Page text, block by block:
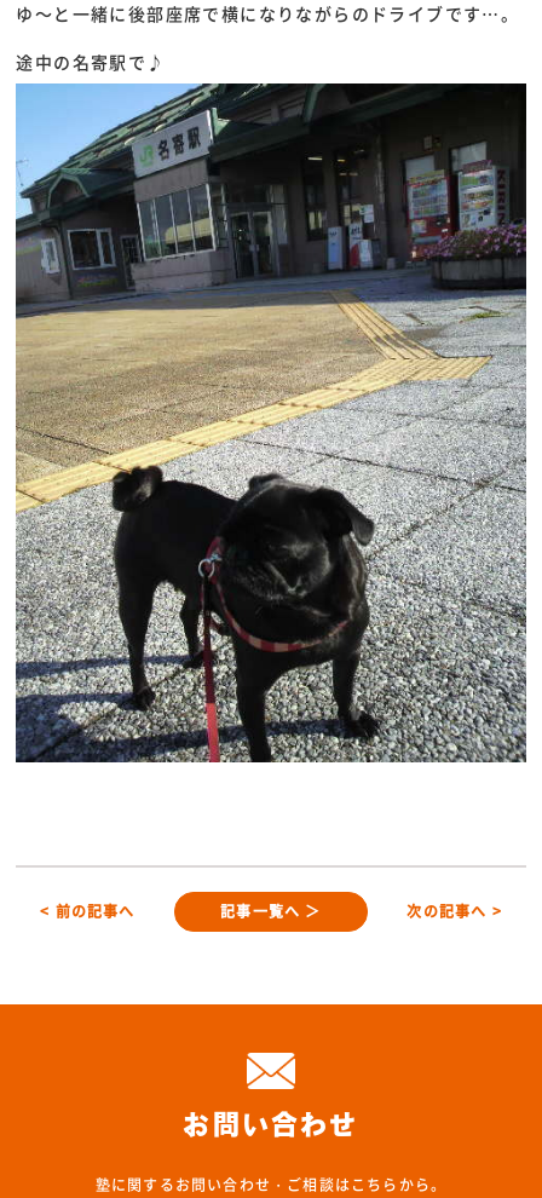
ゆ～と一緒に後部座席で横になりながらのドライブです…。
途中の名寄駅で♪
< 前の記事へ 記事一覧へ ＞ 次の記事へ >
お問い合わせ
塾に関するお問い合わせ・ご相談はこちらから。